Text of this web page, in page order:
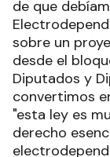
de que
sobre un
desde el
Diputados y
convertimos
"esta ley es
derecho